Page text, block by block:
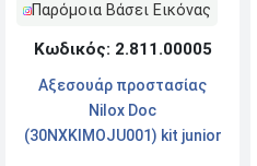
Παρόμοια Βάσει Εικόνας
Κωδικός: 2.811.00005
Αξεσουάρ προστασίας
Nilox Doc
(30NXKIMOJU001) kit junior